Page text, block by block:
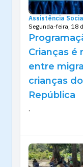
Assistência
Segunda-feira, 18
Crianças é
entre
crianças
República
.